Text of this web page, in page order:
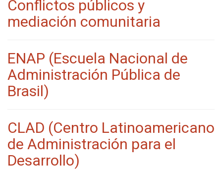
Conflictos públicos y
mediación comunitaria
ENAP (Escuela Nacional de
Administración Pública de
Brasil)
CLAD (Centro Latinoamericano
de Administración para el
Desarrollo)